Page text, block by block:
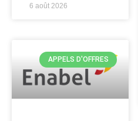
6 août 2026
APPELS D'OFFRES